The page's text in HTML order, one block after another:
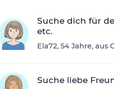
Suche dich für
etc.
Ela72, 54 Jahre,
Suche liebe